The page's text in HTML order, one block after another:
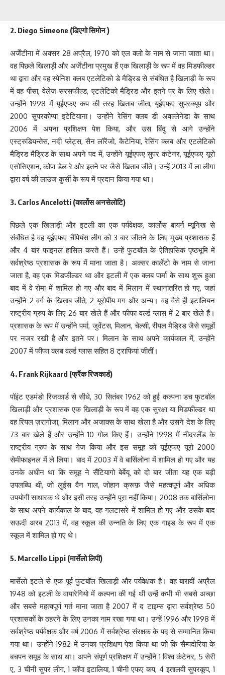
2. Diego Simeone (डिएगो सिमोन )
अर्जेंटीना में अक्सर 28 अप्रैल, 1970 को एल क्लो के नाम से जाना जाता था।
वह पिछले खिलाड़ी और अर्जेंटीना प्रमुख हैं एक खिलाड़ी के रूप में वह मिडफील्डर
था द्वारा और वह स्पेनिश क्लब एटलेटिको डे मैड्रिड से संबंधित है खिलाड़ी के रूप
में वह पीसा, वेलेज़ सरसफील्ड, एटलेटिको मैड्रिड और इतने पर के लिए खेले।
उन्होंने 1998 में यूईएफए कप की तरह खिताब जीता, यूईएफए सुपरक्यूप और
2000 सुपरकोप्पा इटेटियाना। उन्होंने रेसिंग क्लब डी अवल्लेनेडा के साथ
2006 में अपना प्रशिक्षण पेश किया, और उस बिंदु से आगे उन्होंने
एस्ट्रुडियन्तेस, नदी प्लेट्स, सैन लॉरेंजो, कैटेनिया, रेसिंग क्लब और एटलेटिको
मैड्रिड मैड्रिड के साथ अपने पद में, उन्होंने यूईएफए सुपर कंटेनर, यूईएफए यूरो
एसोसिएशन, कोपा डेल रे और इतने पर जैसे खिताब जीते। उन्हें 2013 में ला लीगा
द्वारा वर्ष की लाउंज कुर्सी के रूप में प्रदान किया गया था।
3. Carlos Ancelotti (कार्लोस अनसेलोटि)
पिछले एक खिलाड़ी और इटली का एक पर्यवेक्षक, कार्लोस बायर्न म्यूनिख से
संबंधित है वह यूईएफए चैंपियंस लीग को 3 बार जीतने के लिए मुख्य प्रशासक हैं
और 4 बार फाइनल हासिल करते हैं। उन्हें फुटबॉल के ऐतिहासिक पृष्ठभूमि में
सर्वश्रेष्ठ प्रशासक के रूप में माना जाता है। अक्सर कार्लेटो के नाम से जाना
जाता है, वह एक मिडफील्डर था और इटली में एक क्लब पार्मा के साथ शुरू हुआ
बाद में वे रोमा में शामिल हो गए और बाद में मिलान में स्थानांतरित हो गए, जहां
उन्होंने 2 वर्ग के खिताब जीते, 2 यूरोपीय मग और अन्य। वह वैसे ही इटालियन
राष्ट्रीय ग्रुप के लिए 26 बार खेले हैं और फीफा वर्ल्ड ग्लास में 2 बार खेले हैं।
प्रशासक के रूप में उन्होंने पर्मा, जुवेंटस, मिलान, चेल्सी, रीयल मैड्रिड जैसे समूहों
पर नजर रखी है और इतने पर। मिलान के साथ अपने कार्यकाल में, उन्होंने
2007 में फीफा क्लब वर्ल्ड ग्लास सहित 8 ट्राफियां जीतीं।
4. Frank Rijkaard (फ्रैंक रिजकार्ड)
पॉइंट एडमंडो रिजकार्ड से सीधे, 30 सितंबर 1962 को हुई कल्पना डच फुटबॉल
खिलाड़ी और प्रशासक एक खिलाड़ी के रूप में वह एक सुरक्षा या मिडफील्डर था
वह रियल ज़रागोजा, मिलान और अजाक्स के साथ खेला है और उसने देश के लिए
73 बार खेले हैं और उन्होंने 10 गोल किए हैं। उन्होंने 1998 में नीदरलैंड के
राष्ट्रीय ग्रुप के साथ गेज किया और इस समूह को यूईएफए यूरो 2000
सेमीफाइनल में ले लिया। बाद में 2003 में वे बार्सिलोना में शामिल हो गए और यह
उनके अधीन था कि समूह ने सैंटियागो बेर्बेयू को दो बार जीता यह एक बड़ी
उपलब्धि थी, जो लुईस वैन गाल, जोहान क्रूफ़ जैसे महत्वपूर्ण और अधिक
उपयोगी साधारक थे और इसी तरह उन्होंने पूरा नहीं किया। 2008 तक बार्सिलोना
के साथ अपने कार्यकाल के बाद, वह गलटासरे में शामिल हो गए और उसके बाद
सऊदी अरब 2013 में, वह स्कूल की उन्नति के लिए एक गाइड के रूप में एक
स्कूल में शामिल हो गए थे।
5. Marcello Lippi (मार्सेलो लिपी)
मार्सेलो इटले से एक पूर्व फुटबॉल खिलाड़ी और पर्यवेक्षक है। वह बारावीं अप्रैल
1948 को इटली के वायारेगियो में कल्पना की गई थी उन्हें कभी भी सबसे अच्छा
और सबसे महत्वपूर्ण गर्त माना जाता है 2007 में द टाइम्स द्वारा सर्वश्रेष्ठ 50
प्रशासकों के ठहरने के लिए उनका नाम रखा गया था। उन्हें 1996 और 1998 में
सर्वश्रेष्ठ पर्यवेक्षक और वर्ष 2006 में सर्वश्रेष्ठ संरक्षक के पद से सम्मानित किया
गया था। उन्होंने 1982 में उनका प्रशिक्षण पेश किया था जो कि सैम्पदोरिया के
बचपन समूह के साथ था। अपने संपूर्ण प्रशिक्षण में उन्होंने 1 विश्व कंटेनर, 5 सेरी
ए, 3 चीनी सुपर लीग, 1 कॉपा इटालिया, 1 चीनी एफए कप, 4 इतालवी सुपरकूप, 1